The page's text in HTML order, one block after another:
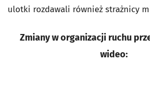
ulotki rozdawali również strażnicy
Zmiany w organizacji ruchu
wideo: